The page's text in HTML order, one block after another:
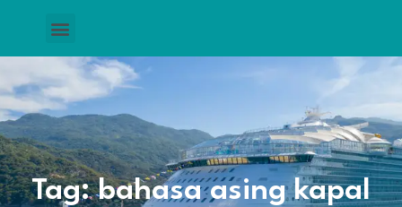
Tag: bahasa asing kapal